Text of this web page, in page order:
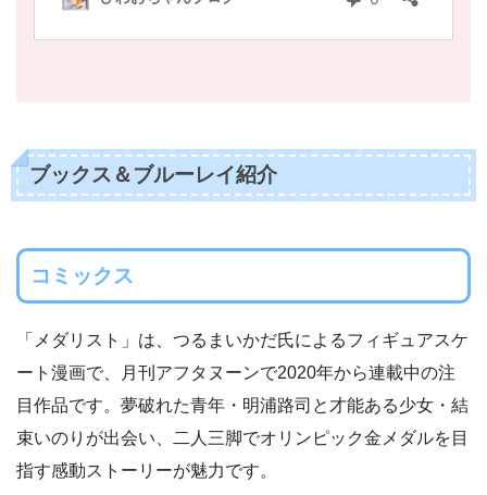
ブックス＆ブルーレイ紹介
コミックス
「メダリスト」は、つるまいかだ氏によるフィギュアスケ
ート漫画で、月刊アフタヌーンで2020年から連載中の注
目作品です。夢破れた青年・明浦路司と才能ある少女・結
束いのりが出会い、二人三脚でオリンピック金メダルを目
指す感動ストーリーが魅力です。